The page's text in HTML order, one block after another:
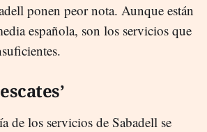
ponen peor nota. Aunque están
española, son los servicios que
de los servicios de Sabadell se